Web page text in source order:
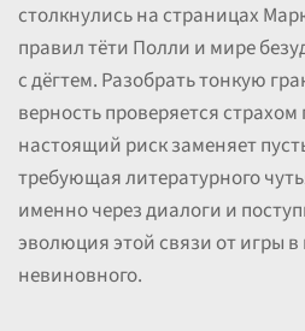
столкнулись на страницах
правил тёти Полли и мире
с дёгтем. Разобрать тонкую
верность проверяется
настоящий риск заменяет
требующая литературного
именно через диалоги и
эволюция этой связи от игры
невиновного.